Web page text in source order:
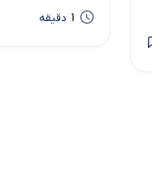
1 دقیقه